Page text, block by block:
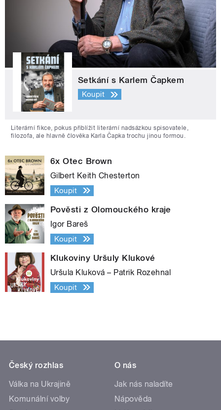
Setkání s Karlem Čapkem
Koupit
Literární fikce, pokus přiblížit literární nadsázkou spisovatele,
filozofa, ale hlavně člověka Karla Čapka trochu jinou formou.
6x Otec Brown
Gilbert Keith Chesterton
Koupit
Pověsti z Olomouckého kraje
Igor Bareš
Koupit
Klukoviny Uršuly Klukové
Uršula Kluková – Patrik Rozehnal
Koupit
Český rozhlas
Válka na Ukrajině
Komunální volby
O nás
Jak nás naladíte
Nápověda